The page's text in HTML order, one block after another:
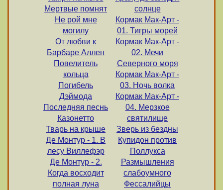
Мертвые помнят
Не рой мне
могилу
От любви к
Барбаре Аллен
Повелитель
кольца
Погибель
Дэймода
Последняя песнь
Казонетто
Тварь на крыше
Де Монтур - 1. В
лесу Виллефэр
Де Монтур - 2.
Когда восходит
полная луна
солнце
Кормак Мак-Арт -
01. Тигры морей
Кормак Мак-Арт -
02. Мечи
Северного моря
Кормак Мак-Арт -
03. Ночь волка
Кормак Мак-Арт -
04. Мерзкое
святилище
Зверь из бездны
Купидон против
Поллукса
Размышления
слабоумного
Фессалийцы